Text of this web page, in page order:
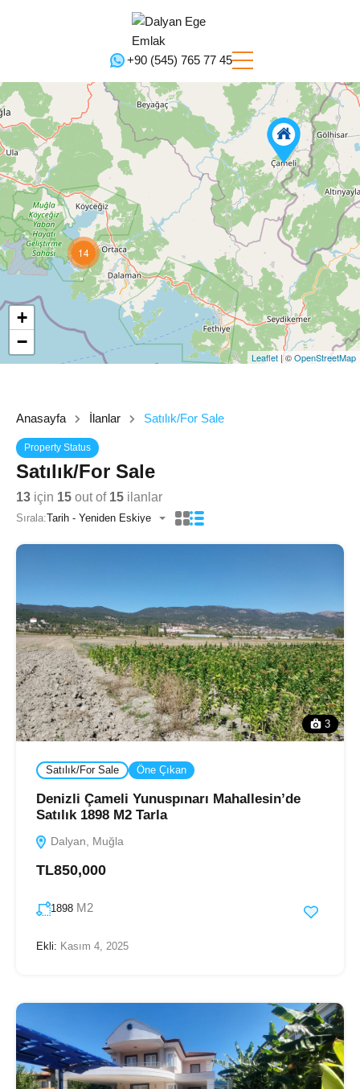
+90 (545) 765 77 45‬
14
+
−
Leaflet | ©OpenStreetMap
Anasayfa İlanlar Satılık/For Sale
Property Status
Satılık/For Sale
13 için 15 out of 15 ilanlar
Sırala:Tarih - Yeniden Eskiye
3
Satılık/For Sale Öne Çıkan
Denizli Çameli Yunuspınarı Mahallesin’de
Satılık 1898 M2 Tarla
Dalyan, Muğla
TL850,000
1898 M2
Ekli: Kasım 4, 2025